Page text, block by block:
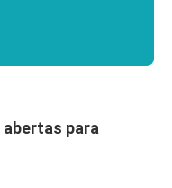
abertas para